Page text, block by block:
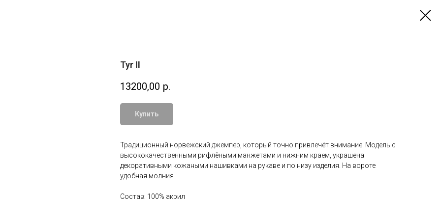
Tyr II
13200,00 р.
Купить
Традиционный норвежский джемпер, который точно привлечёт внимание. Модель с
высококачественными рифлёными манжетами и нижним краем, украшена
декоративными кожаными нашивками на рукаве и по низу изделия. На вороте
удобная молния.
Состав: 100% акрил